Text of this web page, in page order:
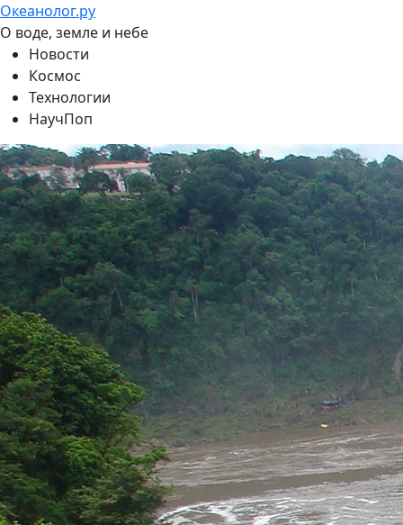
Океанолог.ру
О воде, земле и небе
Новости
Космос
Технологии
НаучПоп